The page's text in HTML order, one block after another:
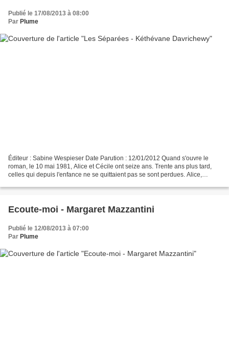
Publié le 17/08/2013 à 08:00
Par Plume
Éditeur : Sabine Wespieser Date Parution : 12/01/2012 Quand s'ouvre le
roman, le 10 mai 1981, Alice et Cécile ont seize ans. Trente ans plus tard,
celles qui depuis l'enfance ne se quittaient pas se sont perdues. Alice,
Ecoute-moi - Margaret Mazzantini
Publié le 12/08/2013 à 07:00
Par Plume